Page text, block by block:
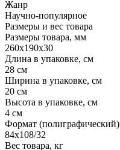
Жанр
Научно-популярное
Размеры и вес товара
Размеры товара, мм
260х190х30
Длина в упаковке, см
28 см
Ширина в упаковке, см
20 см
Высота в упаковке, см
4 см
Формат (полиграфический)
84х108/32
Вес товара, кг